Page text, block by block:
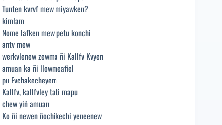
Tunten kvrvf mew miyawken?
kimlam
Nome lafken mew petu konchi
antv mew
werkvlenew zewma ñi Kallfv Kvyen
amuan ka ñi llowmeafiel
pu Fvchakecheyem
Kallfv, kallfvley tati mapu
chew yiñ amuan
Ko ñi newen ñochikechi yeneenew